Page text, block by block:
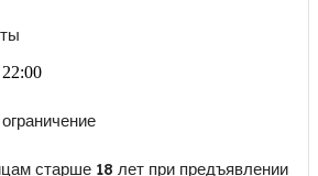
старше 18 лет при предъявлении